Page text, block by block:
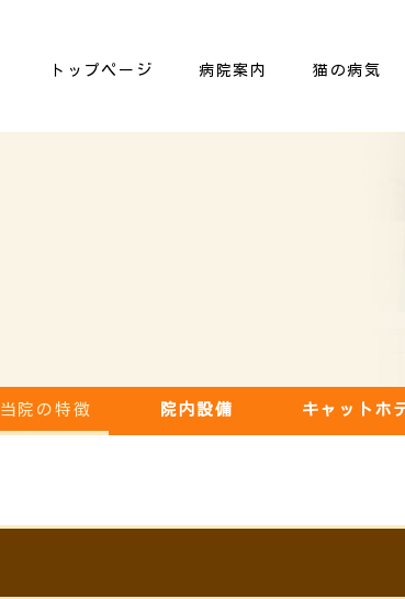
トップページ 病院案内 猫の病気
当院の特徴 院内設備 キャットホ